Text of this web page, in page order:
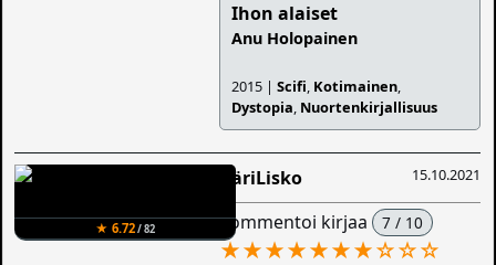
Ihon alaiset
Anu Holopainen
2015 |Scifi, Kotimainen,
Dystopia, Nuortenkirjallisuus
★ 6.72/ 82
15.10.2021
ÄäriLisko
kommentoi kirjaa 7 / 10
★★★★★★★☆☆☆